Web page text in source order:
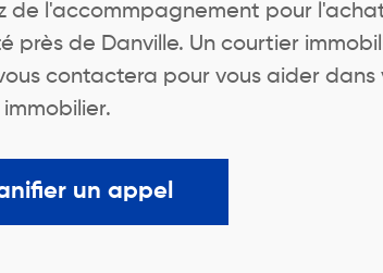
de l'accommpagnement pour
près de Danville. Un courtier
contactera pour vous aider
un appel